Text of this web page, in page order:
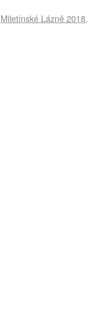
Miletínské Lázně 2018